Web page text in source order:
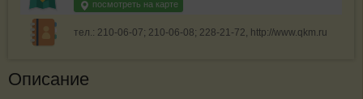
посмотреть на карте
тел.: 210-06-07; 210-06-08; 228-21-72, http://www.qkm.ru
Описание